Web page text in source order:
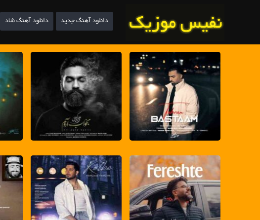
دانلود آهنگ جدید دانلود آهنگ شاد